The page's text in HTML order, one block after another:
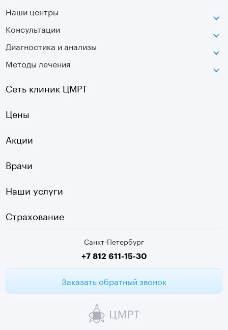
Наши центры
Петроградская
Лаборатория движения
Московская
Озерки
Садовая
Старая Деревня
Девяткино
г. Колпино
Консультации
Диагностика и анализы
МРТ
Оптическая топография
УЗДГ
Чек-ап
ЭКГ
Медицинские анализы
Методы лечения
Санкт-Петербург
+7 812 611-15-30
Заказать обратный звонок
Сеть клиник ЦМРТ
Цены
Акции
Врачи
Наши услуги
Страхование